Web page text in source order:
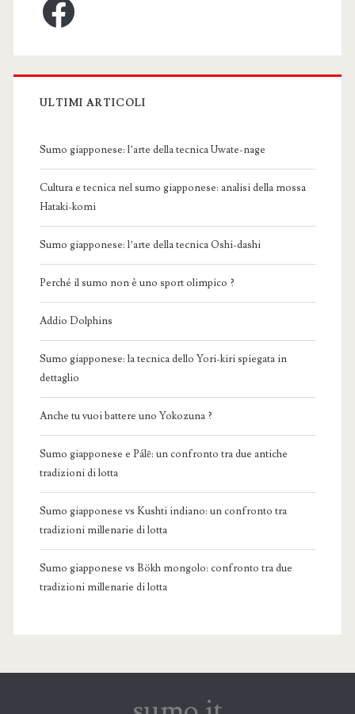
ULTIMI ARTICOLI
Sumo giapponese: l’arte della tecnica Uwate-nage
Cultura e tecnica nel sumo giapponese: analisi della mossa
Hataki-komi
Sumo giapponese: l’arte della tecnica Oshi-dashi
Perché il sumo non è uno sport olimpico ?
Addio Dolphins
Sumo giapponese: la tecnica dello Yori-kiri spiegata in
dettaglio
Anche tu vuoi battere uno Yokozuna ?
Sumo giapponese e Pálē: un confronto tra due antiche
tradizioni di lotta
Sumo giapponese vs Kushti indiano: un confronto tra
tradizioni millenarie di lotta
Sumo giapponese vs Bökh mongolo: confronto tra due
tradizioni millenarie di lotta